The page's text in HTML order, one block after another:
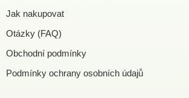
Jak nakupovat
Otázky (FAQ)
Obchodní podmínky
Podmínky ochrany osobních údajů